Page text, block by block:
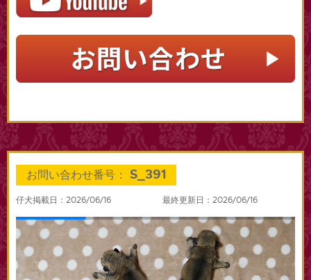
お問い合わせ番号： S_391
仔犬掲載日：2026/06/16 最終更新日：2026/06/16